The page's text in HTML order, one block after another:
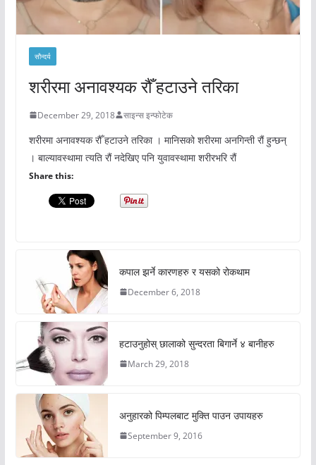
सौन्दर्य
शरीरमा अनावश्यक रौँ हटाउने तरिका
December 29, 2018 साइन्स इन्फोटेक
शरीरमा अनावश्यक रौँ हटाउने तरिका । मानिसको शरीरमा अनगिन्ती रौं हुन्छन्
। बाल्यावस्थामा त्यति रौं नदेखिए पनि युवावस्थामा शरीरभरि रौं
Share this:
कपाल झर्ने कारणहरु र यसको रोकथाम
December 6, 2018
हटाउनुहोस् छालाको सुन्दरता बिगार्ने ४ बानीहरु
March 29, 2018
अनुहारको पिम्पलबाट मुक्ति पाउन उपायहरु
September 9, 2016